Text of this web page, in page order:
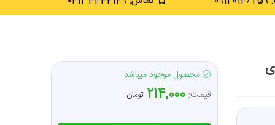
محصول موجود میباشد
قیمت: 214,000 تومان